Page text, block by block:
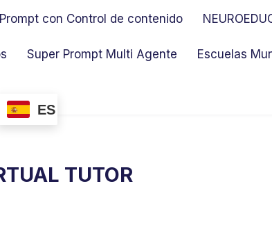
Prompt con Control de contenido
Super Prompt Multi Agente Escuelas
ES
TUTOR